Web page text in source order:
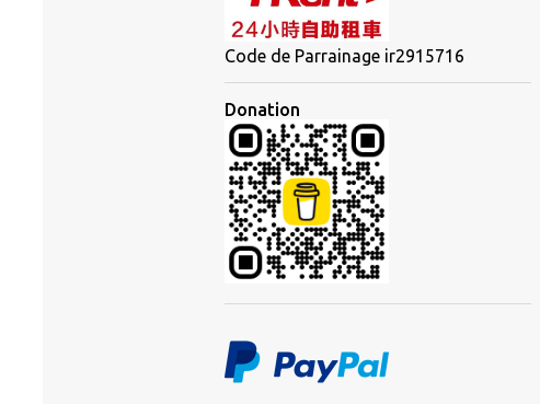
Code de Parrainage ir2915716
Donation